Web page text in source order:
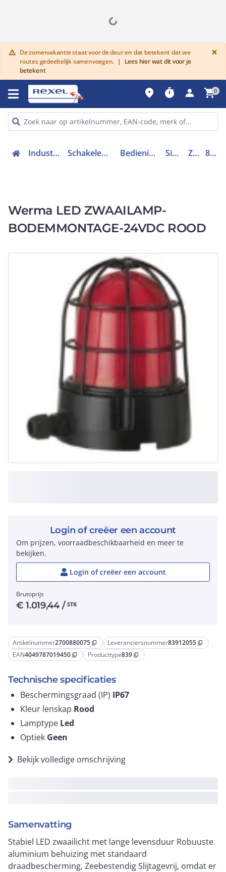
warning De zomervakantie staat voor de deur en dat betekent dat we
routes gedeeltelijk samenvoegen. |
Lees hier wat dit voor je
betekent
×
place timer person shopping_cart0
Industriele componenten Schakelen, bedienen en signaleren Bedieningen en signaleringen Signaleringen Zwaailicht 83912055
Werma LED ZWAAILAMP-
BODEMMONTAGE-24VDC ROOD
Artikelnummer2700880075 content_copy Leveranciersnummer83912055 content_copy
EAN4049787019450 content_copy Producttype839 content_copy
Technische specificaties
Beschermingsgraad (IP) IP67
Kleur lenskap Rood
Lamptype Led
Optiek Geen
Bekijk volledige omschrijving
Samenvatting
Stabiel LED zwaailicht met lange levensduur Robuuste
aluminium behuizing met standaard
draadbescherming, Zeebestendig Slijtagevrij, omdat er
Login of creëer een account
Om prijzen, voorraadbeschikbaarheid en meer te
bekijken.
Login of creëer een account
Brutoprijs
€1.019,44/ STK